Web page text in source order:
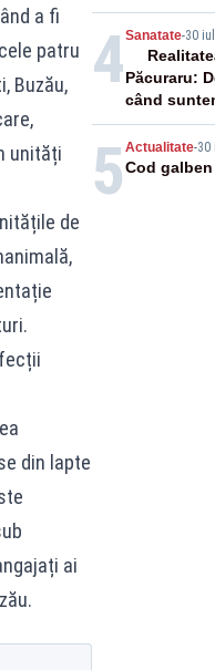
a fi
patru
Buzău,
unități
de
din lapte
ai
suficiente”
4Sanatate-30
Păcuraru:
când
5 Actualitate-30
Cod